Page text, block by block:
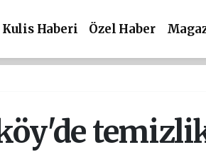
Kulis Haberi Özel Haber